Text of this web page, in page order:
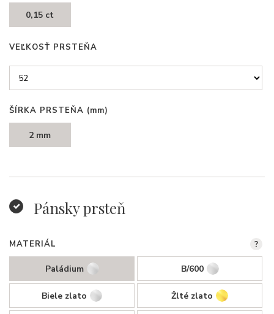
0,15 ct
VEĽKOSŤ PRSTEŇA
ŠÍRKA PRSTEŇA (mm)
2 mm
Pánsky prsteň
MATERIÁL
Paládium B/600
Biele zlato Žlté zlato
?